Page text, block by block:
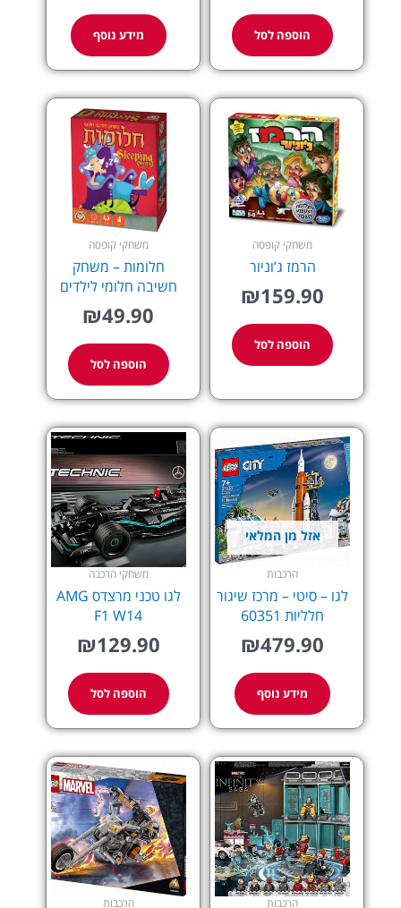
הוספה לסל מידע נוסף
משחקי קופסה
הרמז ג’וניור
₪159.90
הוספה לסל
משחקי קופסה
חלומות – משחק
חשיבה חלומי לילדים
₪49.90
הוספה לסל
אזל מן המלאי
הרכבות
לגו – סיטי – מרכז שיגור
חלליות 60351
₪479.90
מידע נוסף
משחקי הרכבה
לגו טכני מרצדס AMG
F1 W14
₪129.90
הוספה לסל
הרכבות הרכבות